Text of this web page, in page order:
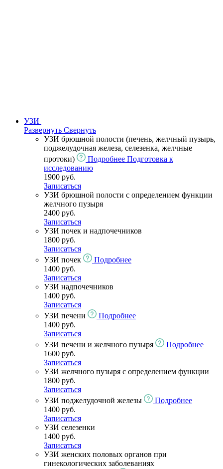
УЗИ
Развернуть Свернуть
УЗИ брюшной полости (печень, желчный пузырь,
поджелудочная железа, селезенка, желчные
протоки)
Подробнее Подготовка к
исследованию
1900 руб.
Записаться
УЗИ брюшной полости с определением функции
желчного пузыря
2400 руб.
Записаться
УЗИ почек и надпочечников
1800 руб.
Записаться
УЗИ почек
Подробнее
1400 руб.
Записаться
УЗИ надпочечников
1400 руб.
Записаться
УЗИ печени
Подробнее
1400 руб.
Записаться
УЗИ печени и желчного пузыря
Подробнее
1600 руб.
Записаться
УЗИ желчного пузыря с определением функции
1800 руб.
Записаться
УЗИ поджелудочной железы
Подробнее
1400 руб.
Записаться
УЗИ селезенки
1400 руб.
Записаться
УЗИ женских половых органов при
гинекологических заболеваниях